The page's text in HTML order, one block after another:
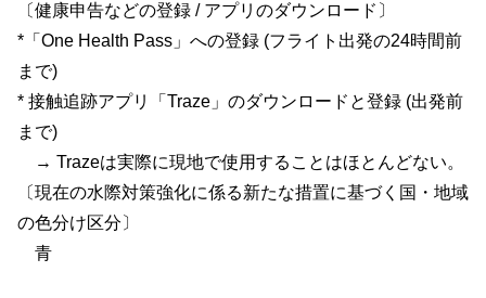
〔健康申告などの登録 / アプリのダウンロード〕
*「One Health Pass」への登録 (フライト出発の24時間前
まで)
* 接触追跡アプリ「Traze」のダウンロードと登録 (出発前
まで)
→ Trazeは実際に現地で使用することはほとんどない。
〔現在の水際対策強化に係る新たな措置に基づく国・地域
の色分け区分〕
青